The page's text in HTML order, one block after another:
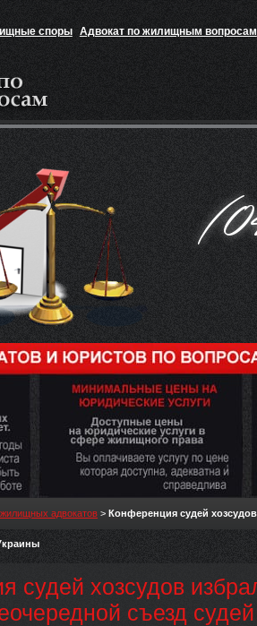
споры Адвокат по жилищным вопросам
адвокатов > Конференция судей
судей хозсудов
съезд